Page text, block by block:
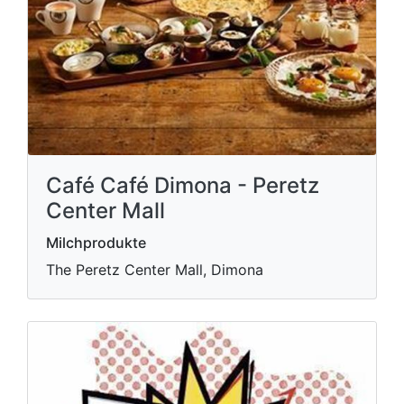
Café Café Dimona - Peretz
Center Mall
Milchprodukte
The Peretz Center Mall, Dimona